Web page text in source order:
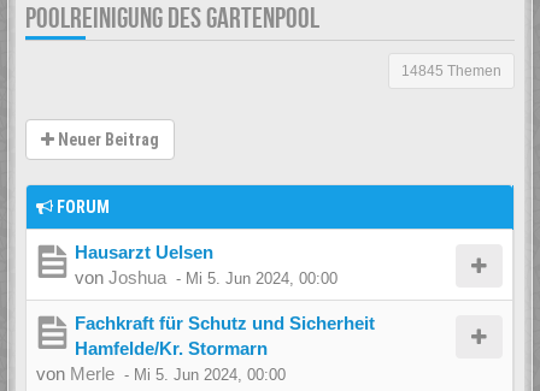
POOLREINIGUNG DES GARTENPOOL
14845 Themen
Neuer Beitrag
FORUM
Hausarzt Uelsen
von Joshua - Mi 5. Jun 2024, 00:00
Fachkraft für Schutz und Sicherheit
Hamfelde/Kr. Stormarn
von Merle - Mi 5. Jun 2024, 00:00